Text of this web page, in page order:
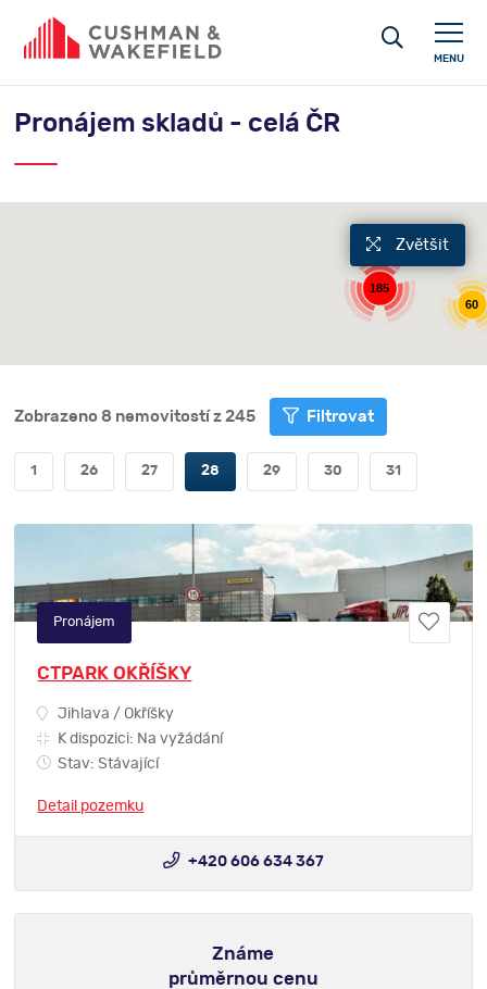
MENU
Pronájem skladů - celá ČR
185
60
Zvětšit
Zobrazeno 8 nemovitostí z 245 Filtrovat
1 26 27 28 29 30 31
CTPARK OKŘÍŠKY
Jihlava / Okříšky
K dispozici: Na vyžádání
Stav: Stávající
Detail pozemku
Pronájem
+420 606 634 367
Známe
průměrnou cenu